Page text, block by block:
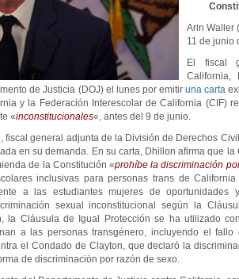
Arin Waller
11 de junio
El fiscal
California,
de Justicia (DOJ) el lunes por emitir una carta
y la Federación Interescolar de California (CIF)
«inconstitucionales«, antes del 9 de junio.
fiscal general adjunta de la División de Derechos
en su demanda. En su carta, Dhillon afirma que la
de la Constitución «prohíbe la discriminación
inclusivas para personas trans de
a las estudiantes mujeres de oportunidades
sexual inconstitucional según la
la Cláusula de Igual Protección se ha utilizado
a las personas transgénero, incluyendo el fallo
el Condado de Clayton, que declaró la
de discriminación por razón de sexo.